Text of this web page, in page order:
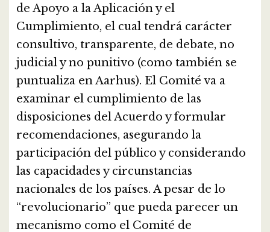
de Apoyo a la Aplicación y el
Cumplimiento, el cual tendrá carácter
consultivo, transparente, de debate, no
judicial y no punitivo (como también se
puntualiza en Aarhus). El Comité va a
examinar el cumplimiento de las
disposiciones del Acuerdo y formular
recomendaciones, asegurando la
participación del público y considerando
las capacidades y circunstancias
nacionales de los países. A pesar de lo
“revolucionario” que pueda parecer un
mecanismo como el Comité de